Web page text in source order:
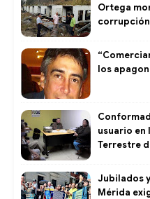
Ortega
los
usuario en
Terrestre
Jubilados
Mérida